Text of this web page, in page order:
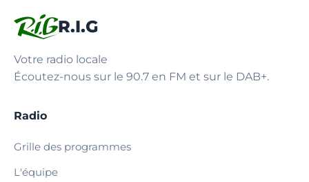
R.I.G
Votre radio locale
Écoutez-nous sur le 90.7 en FM et sur le DAB+.
Radio
Grille des programmes
L'équipe